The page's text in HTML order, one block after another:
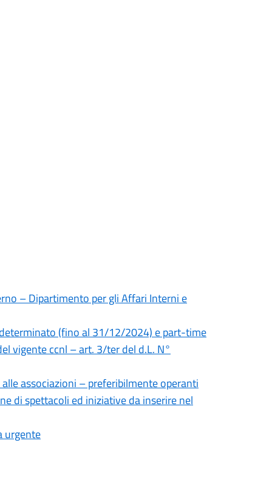
– Dipartimento per gli Affari Interni e
(fino al 31/12/2024) e part-time
vigente ccnl – art. 3/ter del d.L. N°
associazioni – preferibilmente operanti
di spettacoli ed iniziative da inserire nel
urgente